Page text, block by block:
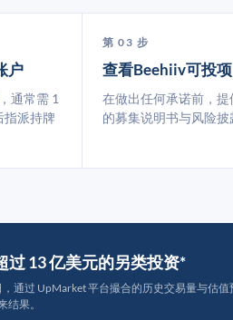
户
通常需 1
指派持牌
第 03 步
查看Beehiiv可投
在做出任何承诺前，提
的募集说明书与风险披
过 13 亿美元的另类投资*
，通过 UpMarket 平台撮合的历史交易量与估
结果。